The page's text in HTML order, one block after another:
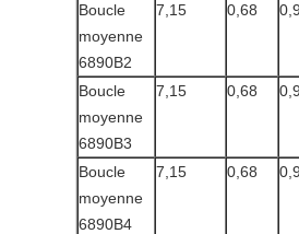
Boucle
moyenne
6890B2
7,15 0,68
Boucle
moyenne
6890B3
7,15 0,68
Boucle
moyenne
6890B4
7,15 0,68